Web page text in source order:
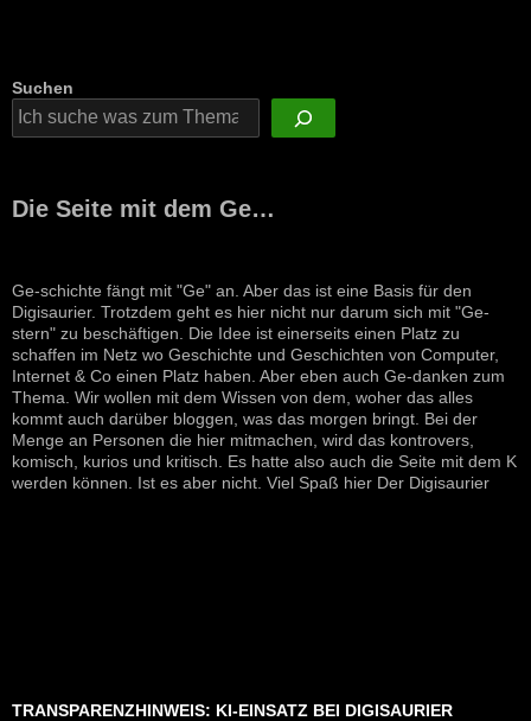
Suchen
Die Seite mit dem Ge…
Ge-schichte fängt mit "Ge" an. Aber das ist eine Basis für den
Digisaurier. Trotzdem geht es hier nicht nur darum sich mit "Ge-
stern" zu beschäftigen. Die Idee ist einerseits einen Platz zu
schaffen im Netz wo Geschichte und Geschichten von Computer,
Internet & Co einen Platz haben. Aber eben auch Ge-danken zum
Thema. Wir wollen mit dem Wissen von dem, woher das alles
kommt auch darüber bloggen, was das morgen bringt. Bei der
Menge an Personen die hier mitmachen, wird das kontrovers,
komisch, kurios und kritisch. Es hatte also auch die Seite mit dem K
werden können. Ist es aber nicht. Viel Spaß hier Der Digisaurier
TRANSPARENZHINWEIS: KI-EINSATZ BEI DIGISAURIER